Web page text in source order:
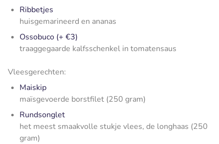
Ribbetjes
huisgemarineerd en ananas
Ossobuco (+ €3)
traaggegaarde kalfsschenkel in tomatensaus
Vleesgerechten:
Maiskip
maïsgevoerde borstfilet (250 gram)
Rundsonglet
het meest smaakvolle stukje vlees, de longhaas (250
gram)